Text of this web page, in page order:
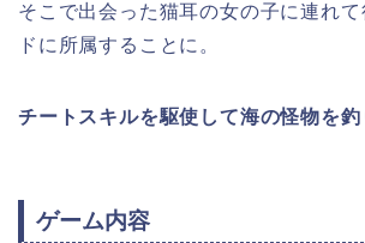
そこで出会った猫耳の女の子に連れ
ドに所属することに。
チートスキルを駆使して海の怪物を釣
ゲーム内容